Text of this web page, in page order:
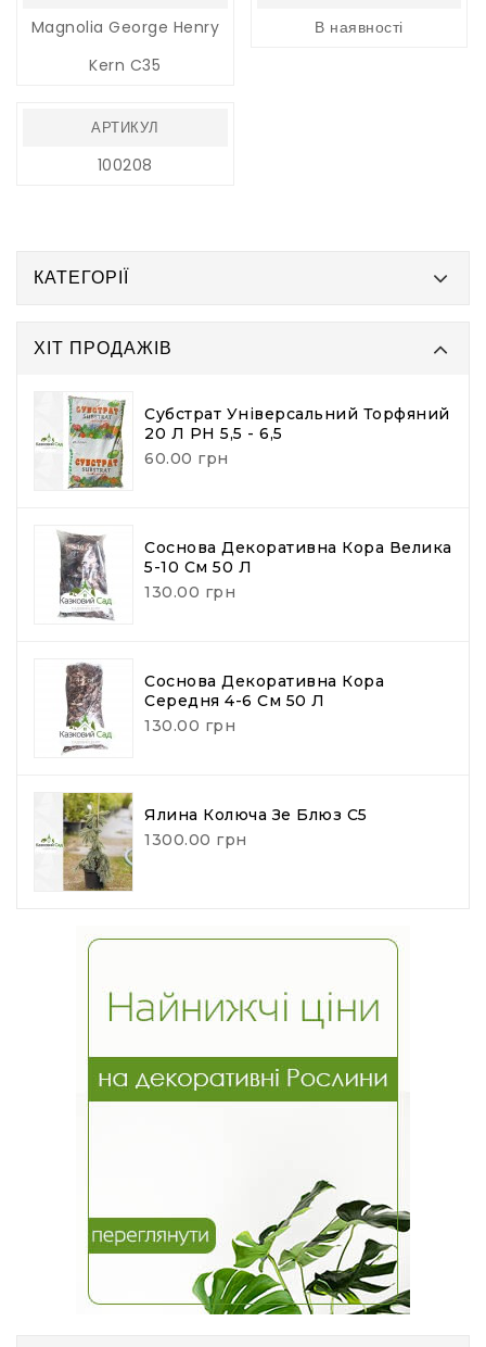
Magnolia George Henry
Kern C35
В наявності
АРТИКУЛ
100208
КАТЕГОРІЇ
ХІТ ПРОДАЖІВ
Субстрат Універсальний Торфяний
20 Л PH 5,5 - 6,5
60.00 грн
Соснова Декоративна Кора Велика
5-10 См 50 Л
130.00 грн
Соснова Декоративна Кора
Середня 4-6 См 50 Л
130.00 грн
Ялина Колюча Зе Блюз С5
1300.00 грн